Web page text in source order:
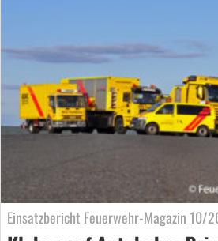
Einsatzbericht Feuerwehr-Magazin 10/